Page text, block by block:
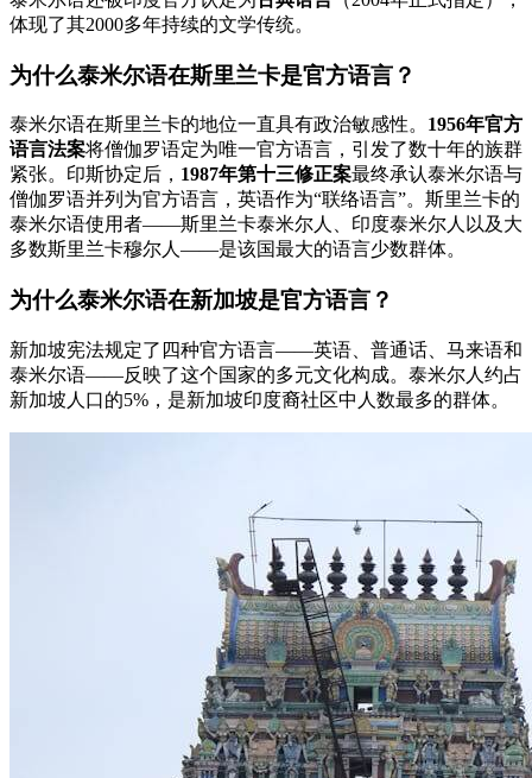
体现了其2000多年持续的文学传统。
为什么泰米尔语在斯里兰卡是官方语言？
泰米尔语在斯里兰卡的地位一直具有政治敏感性。 1956年官方
语言法案将僧伽罗语定为唯一官方语言，引发了数十年的族群
紧张。印斯协定后， 1987年第十三修正案最终承认泰米尔语与
僧伽罗语并列为官方语言，英语作为“联络语言”。斯里兰卡的
泰米尔语使用者——斯里兰卡泰米尔人、印度泰米尔人以及大
多数斯里兰卡穆尔人——是该国最大的语言少数群体。
为什么泰米尔语在新加坡是官方语言？
新加坡宪法规定了四种官方语言——英语、普通话、马来语和
泰米尔语——反映了这个国家的多元文化构成。泰米尔人约占
新加坡人口的5%，是新加坡印度裔社区中人数最多的群体。